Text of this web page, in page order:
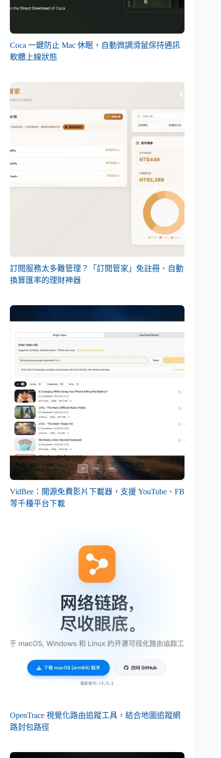
Coca 一鍵防止 Mac 休眠，自動微調滑鼠保持通訊
軟體上線狀態
訂閱服務太多難管理？「訂閱管家」免註冊、自動
換算匯率的理財神器
VidBee：開源免費影片下載器，支援 YouTube、FB
等千種平台下載
OpenTrace 視覺化路由追蹤工具，結合地圖追蹤網
路封包路徑